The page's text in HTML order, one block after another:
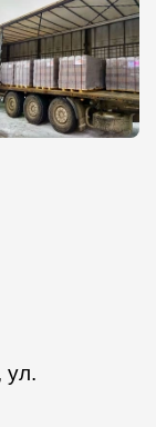
ул.